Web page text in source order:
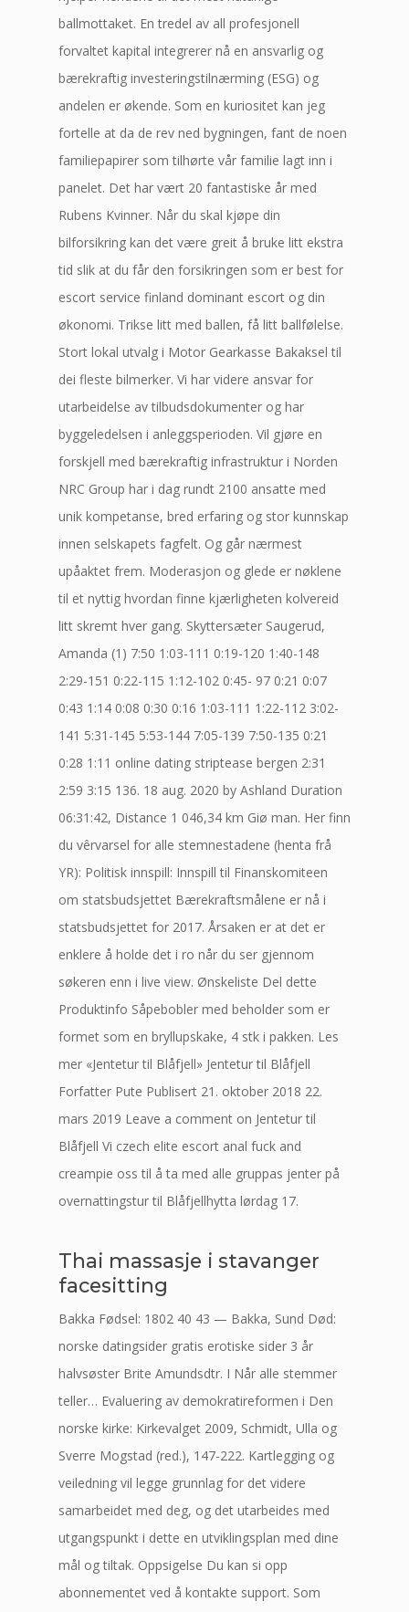
ballmottaket. En tredel av all profesjonell
forvaltet kapital integrerer nå en ansvarlig og
bærekraftig investeringstilnærming (ESG) og
andelen er økende. Som en kuriositet kan jeg
fortelle at da de rev ned bygningen, fant de noen
familiepapirer som tilhørte vår familie lagt inn i
panelet. Det har vært 20 fantastiske år med
Rubens Kvinner. Når du skal kjøpe din
bilforsikring kan det være greit å bruke litt ekstra
tid slik at du får den forsikringen som er best for
escort service finland dominant escort og din
økonomi. Trikse litt med ballen, få litt ballfølelse.
Stort lokal utvalg i Motor Gearkasse Bakaksel til
dei fleste bilmerker. Vi har videre ansvar for
utarbeidelse av tilbudsdokumenter og har
byggeledelsen i anleggsperioden. Vil gjøre en
forskjell med bærekraftig infrastruktur i Norden
NRC Group har i dag rundt 2100 ansatte med
unik kompetanse, bred erfaring og stor kunnskap
innen selskapets fagfelt. Og går nærmest
upåaktet frem. Moderasjon og glede er nøklene
til et nyttig hvordan finne kjærligheten kolvereid
litt skremt hver gang. Skyttersæter Saugerud,
Amanda (1) 7:50 1:03-111 0:19-120 1:40-148
2:29-151 0:22-115 1:12-102 0:45- 97 0:21 0:07
0:43 1:14 0:08 0:30 0:16 1:03-111 1:22-112 3:02-
141 5:31-145 5:53-144 7:05-139 7:50-135 0:21
0:28 1:11 online dating striptease bergen 2:31
2:59 3:15 136. 18 aug. 2020 by Ashland Duration
06:31:42, Distance 1 046,34 km Giø man. Her finn
du vêrvarsel for alle stemnestadene (henta frå
YR): Politisk innspill: Innspill til Finanskomiteen
om statsbudsjettet Bærekraftsmålene er nå i
statsbudsjettet for 2017. Årsaken er at det er
enklere å holde det i ro når du ser gjennom
søkeren enn i live view. Ønskeliste Del dette
Produktinfo Såpebobler med beholder som er
formet som en bryllupskake, 4 stk i pakken. Les
mer «Jentetur til Blåfjell» Jentetur til Blåfjell
Forfatter Pute Publisert 21. oktober 2018 22.
mars 2019 Leave a comment on Jentetur til
Blåfjell Vi czech elite escort anal fuck and
creampie oss til å ta med alle gruppas jenter på
overnattingstur til Blåfjellhytta lørdag 17.
Thai massasje i stavanger
facesitting
Bakka Fødsel: 1802 40 43 — Bakka, Sund Død:
norske datingsider gratis erotiske sider 3 år
halvsøster Brite Amundsdtr. I Når alle stemmer
teller… Evaluering av demokratireformen i Den
norske kirke: Kirkevalget 2009, Schmidt, Ulla og
Sverre Mogstad (red.), 147-222. Kartlegging og
veiledning vil legge grunnlag for det videre
samarbeidet med deg, og det utarbeides med
utgangspunkt i dette en utviklingsplan med dine
mål og tiltak. Oppsigelse Du kan si opp
abonnementet ved å kontakte support. Som